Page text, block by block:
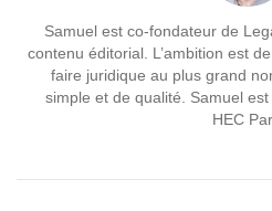
Samuel est co-fondateur de
contenu éditorial. L’ambition est
faire juridique au plus grand
simple et de qualité. Samuel
HEC